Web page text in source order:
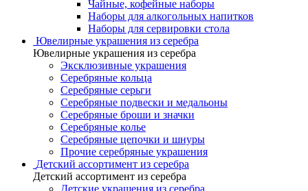
Чайные, кофейные наборы
Наборы для алкогольных напитков
Наборы для сервировки стола
Ювелирные украшения из серебра
Ювелирные украшения из серебра
Эксклюзивные украшения
Серебряные кольца
Серебряные серьги
Серебряные подвески и медальоны
Серебряные броши и значки
Серебряные колье
Серебряные цепочки и шнуры
Прочие серебряные украшения
Детский ассортимент из серебра
Детский ассортимент из серебра
Детские украшения из серебра